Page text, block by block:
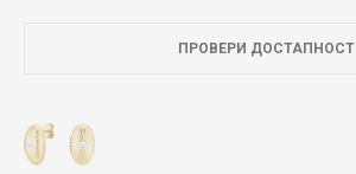
ПРОВЕРИ ДОСТАПНОСТ